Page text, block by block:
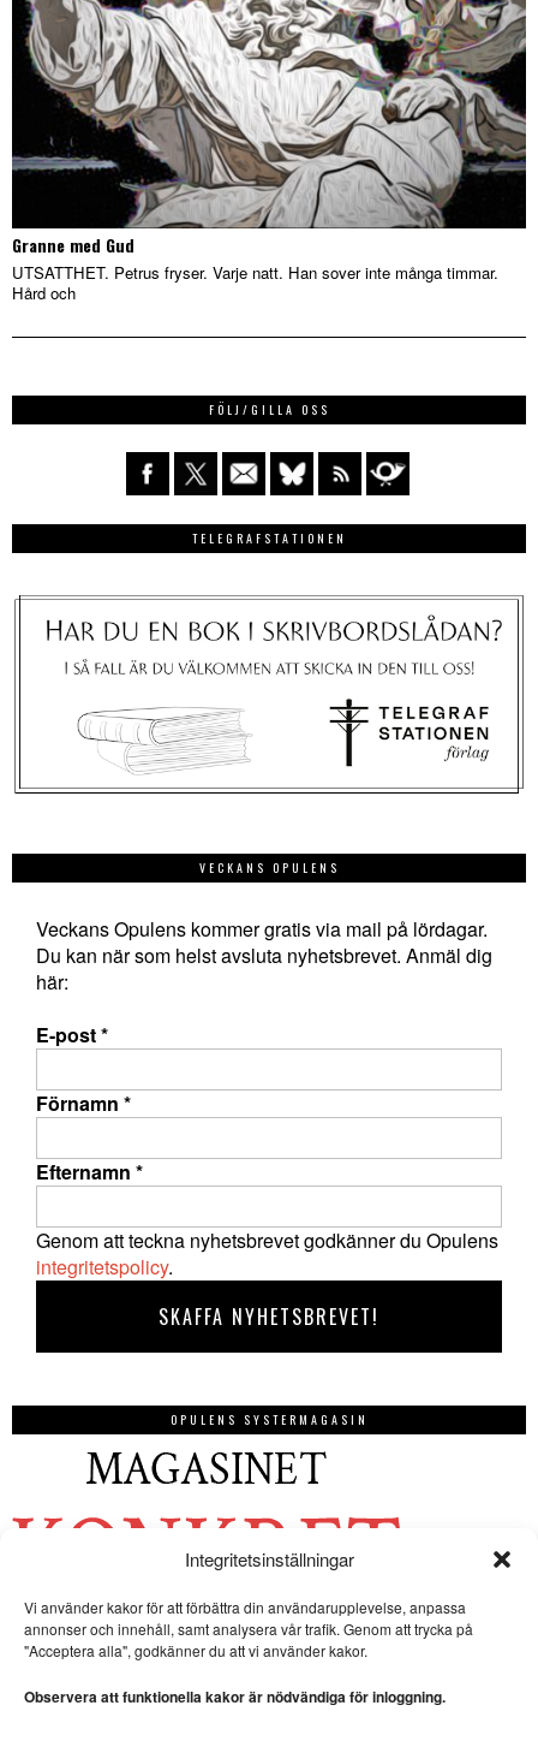
Integritetsinställningar
Vi använder kakor för att förbättra din användarupplevelse, anpassa
annonser och innehåll, samt analysera vår trafik. Genom att trycka på
"Acceptera alla", godkänner du att vi använder kakor.
Observera att funktionella kakor är nödvändiga för inloggning.
Granne med Gud
UTSATTHET. Petrus fryser. Varje natt. Han sover inte många timmar.
Hård och
FÖLJ/GILLA OSS
TELEGRAFSTATIONEN
VECKANS OPULENS
Veckans Opulens kommer gratis via mail på lördagar.
Du kan när som helst avsluta nyhetsbrevet. Anmäl dig
här:
E-post*
Förnamn *
Efternamn *
Genom att teckna nyhetsbrevet godkänner du Opulens
integritetspolicy.
OPULENS SYSTERMAGASIN